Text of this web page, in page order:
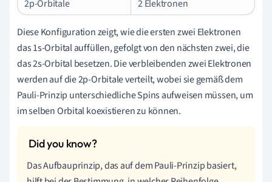
2p-Orbitale 2 Elektronen
Diese Konfiguration zeigt, wie die ersten zwei Elektronen
das 1s-Orbital auffüllen, gefolgt von den nächsten zwei, die
das 2s-Orbital besetzen. Die verbleibenden zwei Elektronen
werden auf die 2p-Orbitale verteilt, wobei sie gemäß dem
Pauli-Prinzip unterschiedliche Spins aufweisen müssen, um
im selben Orbital koexistieren zu können.
Das Aufbauprinzip, das auf dem Pauli-Prinzip basiert,